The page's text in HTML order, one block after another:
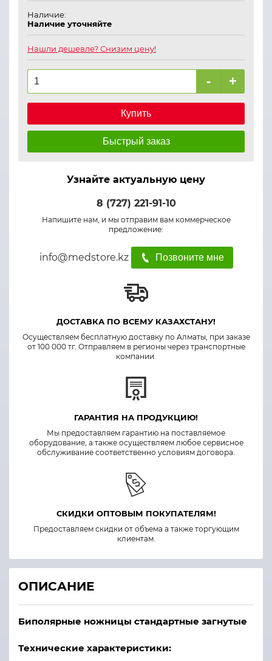
Наличие:
Наличие уточняйте
Нашли дешевле? Снизим цену!
- +
Купить
Быстрый заказ
Узнайте актуальную цену
8 (727) 221-91-10
Напишите нам, и мы отправим вам коммерческое
предложение:
info@medstore.kz Позвоните мне
ДОСТАВКА ПО ВСЕМУ КАЗАХСТАНУ!
Осуществляем бесплатную доставку по Алматы, при заказе
от 100 000 тг. Отправляем в регионы через транспортные
компании.
ГАРАНТИЯ НА ПРОДУКЦИЮ!
Мы предоставляем гарантию на поставляемое
оборудование, а также осуществляем любое сервисное
обслуживание соответственно условиям договора.
СКИДКИ ОПТОВЫМ ПОКУПАТЕЛЯМ!
Предоставляем скидки от объема а также торгующим
клиентам.
ОПИСАНИЕ
Биполярные ножницы стандартные загнутые
Технические характеристики: